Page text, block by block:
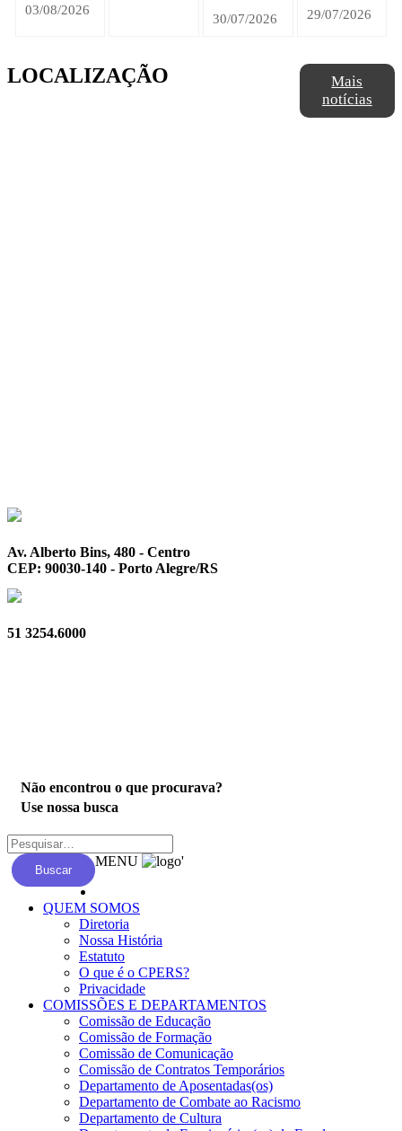
03/08/2026
30/07/2026 29/07/2026
Mais
notícias
LOCALIZAÇÃO
Av. Alberto Bins, 480 - Centro
CEP: 90030-140 - Porto Alegre/RS
51 3254.6000
Não encontrou o que procurava?
Use nossa busca
Buscar
MENU '
QUEM SOMOS
Diretoria
Nossa História
Estatuto
O que é o CPERS?
Privacidade
COMISSÕES E DEPARTAMENTOS
Comissão de Educação
Comissão de Formação
Comissão de Comunicação
Comissão de Contratos Temporários
Departamento de Aposentadas(os)
Departamento de Combate ao Racismo
Departamento de Cultura